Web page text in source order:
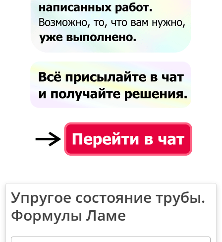
Упругое состояние трубы.
Формулы Ламе